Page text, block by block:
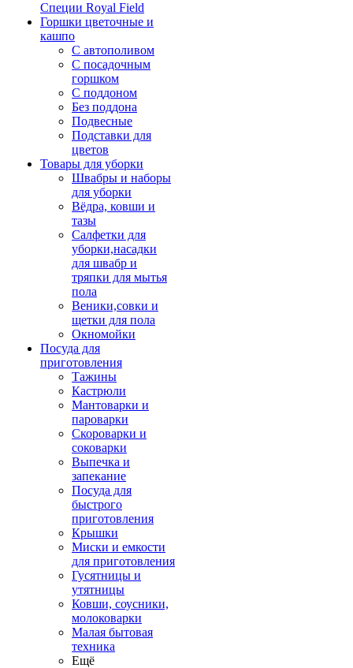
Специи Royal Field
Горшки цветочные и
кашпо
С автополивом
С посадочным
горшком
С поддоном
Без поддона
Подвесные
Подставки для
цветов
Товары для уборки
Швабры и наборы
для уборки
Вёдра, ковши и
тазы
Салфетки для
уборки,насадки
для швабр и
тряпки для мытья
пола
Веники,совки и
щетки для пола
Окномойки
Посуда для
приготовления
Тажины
Кастрюли
Мантоварки и
пароварки
Скороварки и
соковарки
Выпечка и
запекание
Посуда для
быстрого
приготовления
Крышки
Миски и емкости
для приготовления
Гусятницы и
утятницы
Ковши, соусники,
молоковарки
Малая бытовая
техника
Ещё